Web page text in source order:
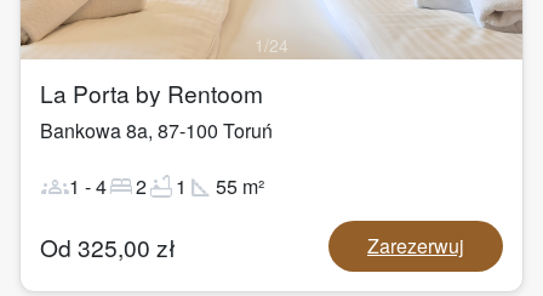
1/24
La Porta by Rentoom
Bankowa 8a, 87-100 Toruń
groups1 -4bed2bathtub1 square_foot 55 m²
Od 325,00 zł Zarezerwuj